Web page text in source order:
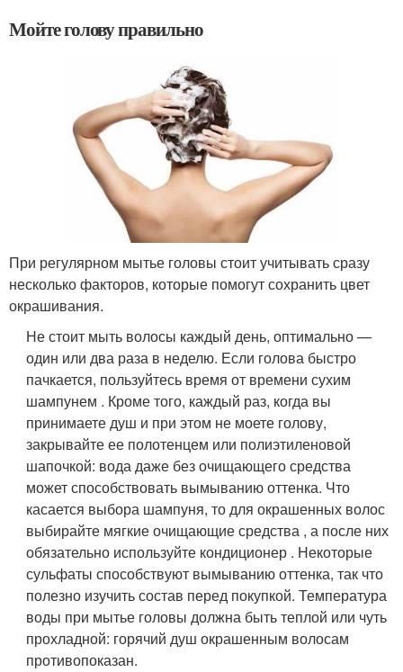
Мойте голову правильно
При регулярном мытье головы стоит учитывать сразу
несколько факторов, которые помогут сохранить цвет
окрашивания.
Не стоит мыть волосы каждый день, оптимально —
один или два раза в неделю. Если голова быстро
пачкается, пользуйтесь время от времени сухим
шампунем . Кроме того, каждый раз, когда вы
принимаете душ и при этом не моете голову,
закрывайте ее полотенцем или полиэтиленовой
шапочкой: вода даже без очищающего средства
может способствовать вымыванию оттенка. Что
касается выбора шампуня, то для окрашенных волос
выбирайте мягкие очищающие средства , а после них
обязательно используйте кондиционер . Некоторые
сульфаты способствуют вымыванию оттенка, так что
полезно изучить состав перед покупкой. Температура
воды при мытье головы должна быть теплой или чуть
прохладной: горячий душ окрашенным волосам
противопоказан.